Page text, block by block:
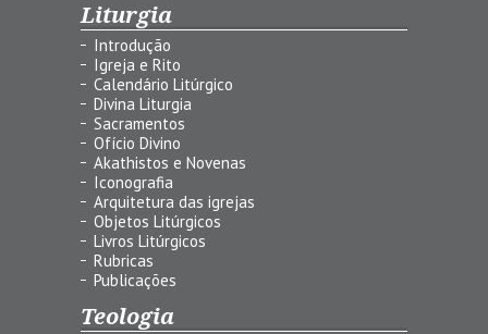
Liturgia
Introdução
Igreja e Rito
Calendário Litúrgico
Divina Liturgia
Sacramentos
Ofício Divino
Akathistos e Novenas
Iconografia
Arquitetura das igrejas
Objetos Litúrgicos
Livros Litúrgicos
Rubricas
Publicações
Teologia